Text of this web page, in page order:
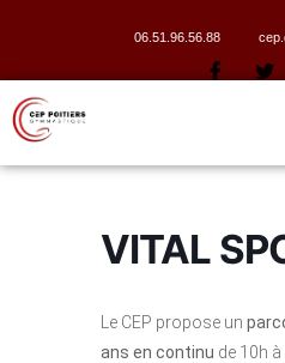
06.51.96.56.88
VITAL
Le CEP propose un
ans en continu de 10h